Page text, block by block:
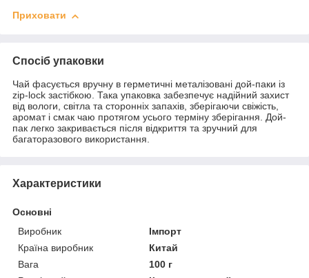
Приховати
Спосіб упаковки
Чай фасується вручну в герметичні металізовані дой-паки із
zip-lock застібкою. Така упаковка забезпечує надійний захист
від вологи, світла та сторонніх запахів, зберігаючи свіжість,
аромат і смак чаю протягом усього терміну зберігання. Дой-
пак легко закривається після відкриття та зручний для
багаторазового використання.
Характеристики
Основні
Виробник
Імпорт
Країна виробник
Китай
Вага
100 г